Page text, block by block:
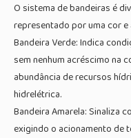
O sistema de bandeiras é
representado por uma cor
Bandeira Verde: Indica
sem nenhum acréscimo na
abundância de recursos
hidrelétrica.
Bandeira Amarela: Sinaliza
exigindo o acionamento de